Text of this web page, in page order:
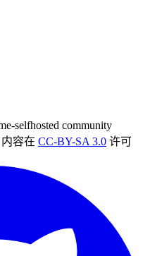
selfhosted community
容在 CC-BY-SA 3.0 许可